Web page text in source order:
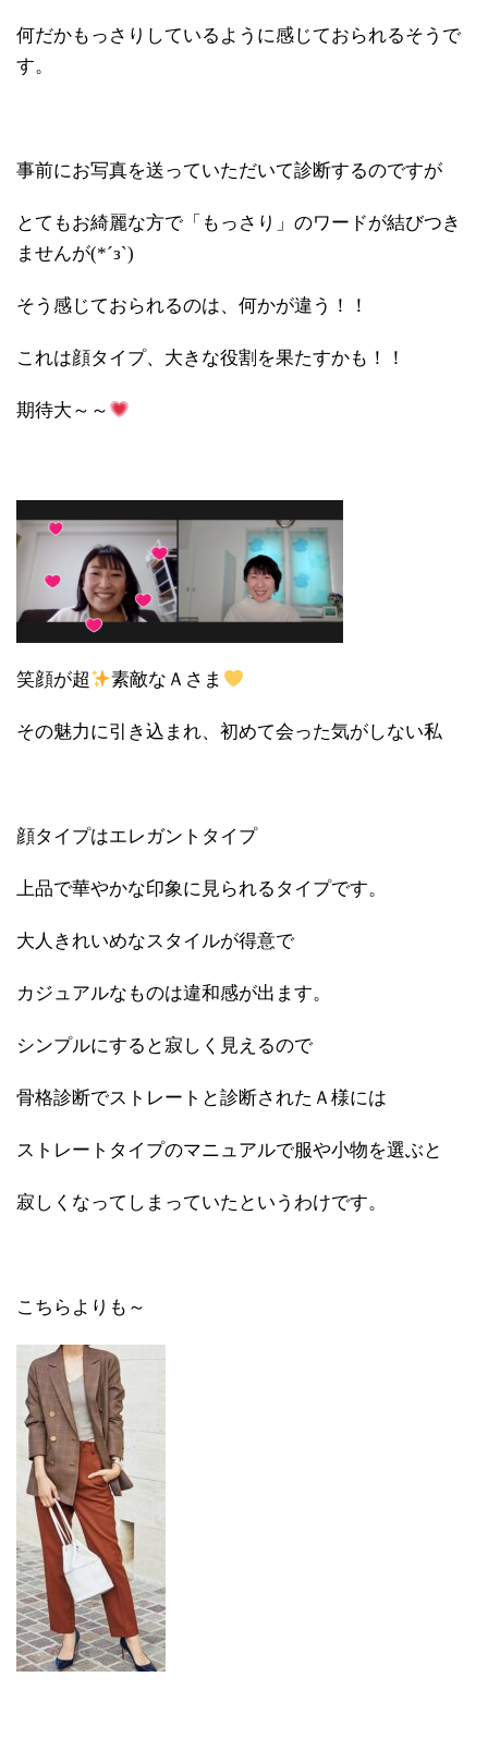
何だかもっさりしているように感じておられるそうで
す。
事前にお写真を送っていただいて診断するのですが
とてもお綺麗な方で「もっさり」のワードが結びつき
ませんが(*´з`)
そう感じておられるのは、何かが違う！！
これは顔タイプ、大きな役割を果たすかも！！
期待大～～
笑顔が超 素敵なＡさま
その魅力に引き込まれ、初めて会った気がしない私
顔タイプはエレガントタイプ
上品で華やかな印象に見られるタイプです。
大人きれいめなスタイルが得意で
カジュアルなものは違和感が出ます。
シンプルにすると寂しく見えるので
骨格診断でストレートと診断されたＡ様には
ストレートタイプのマニュアルで服や小物を選ぶと
寂しくなってしまっていたというわけです。
こちらよりも～